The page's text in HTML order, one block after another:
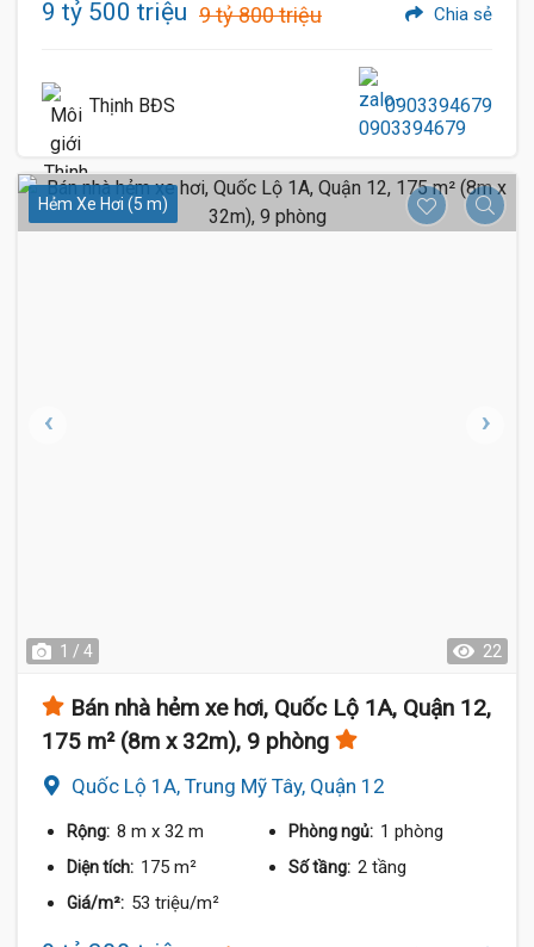
9 tỷ 500 triệu 9 tỷ 800 triệu Chia sẻ
Thịnh BĐS 0903394679
Hẻm Xe Hơi (5 m)
1 / 4 22
Bán nhà hẻm xe hơi, Quốc Lộ 1A, Quận 12,
175 m² (8m x 32m), 9 phòng
Quốc Lộ 1A, Trung Mỹ Tây, Quận 12
Rộng: 8 m x 32 m Phòng ngủ: 1 phòng
Diện tích: 175 m² Số tầng: 2 tầng
Giá/m²: 53 triệu/m²